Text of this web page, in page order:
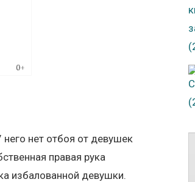
нет отбоя от девушек
правая рука
избалованной девушки.